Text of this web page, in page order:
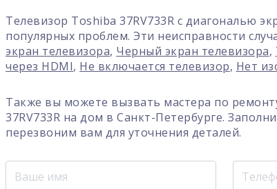
Телевизор Toshiba 37RV733R с диагональю
популярных проблем. Эти неисправности
экран телевизора, Черный экран телевизора,
через HDMI, Не включается телевизор, Нет
Также вы можете вызвать мастера по
37RV733R на дом в Санкт-Петербурге.
перезвоним вам для уточнения деталей.